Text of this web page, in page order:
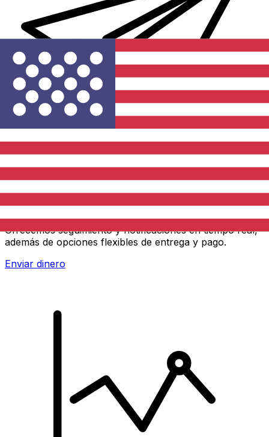
Transferencias de dinero internacionales Xe
Envíe dinero en línea de forma rápida, segura y fácil.
Ofrecemos seguimiento y notificaciones en tiempo real,
además de opciones flexibles de entrega y pago.
Enviar dinero